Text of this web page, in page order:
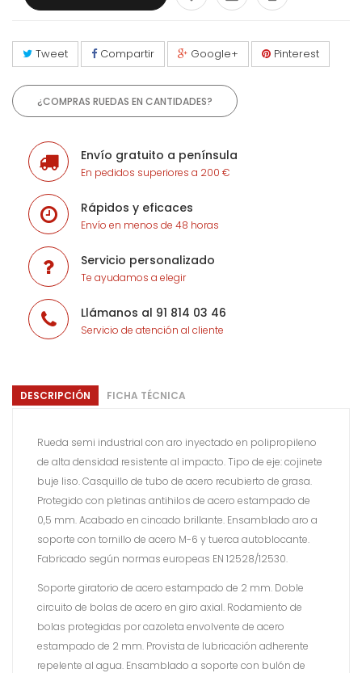
Tweet Compartir Google+ Pinterest
¿COMPRAS RUEDAS EN CANTIDADES?
Envío gratuito a península
En pedidos superiores a 200 €
Rápidos y eficaces
Envío en menos de 48 horas
Servicio personalizado
Te ayudamos a elegir
Llámanos al 91 814 03 46
Servicio de atención al cliente
DESCRIPCIÓN FICHA TÉCNICA
Rueda semi industrial con aro inyectado en polipropileno
de alta densidad resistente al impacto. Tipo de eje: cojinete
buje liso. Casquillo de tubo de acero recubierto de grasa.
Protegido con pletinas antihilos de acero estampado de
0,5 mm. Acabado en cincado brillante. Ensamblado aro a
soporte con tornillo de acero M-6 y tuerca autoblocante.
Fabricado según normas europeas EN 12528/12530.
Soporte giratorio de acero estampado de 2 mm. Doble
circuito de bolas de acero en giro axial. Rodamiento de
bolas protegidas por cazoleta envolvente de acero
estampado de 2 mm. Provista de lubricación adherente
repelente al agua. Ensamblado a soporte con bulón de